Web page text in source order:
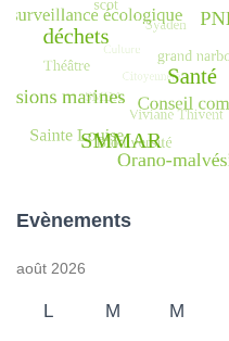
Evènements
août 2026
L M M